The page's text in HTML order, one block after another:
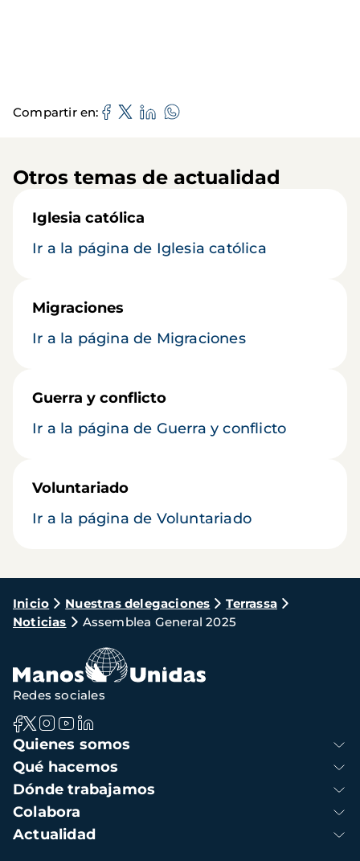
Compartir en
Otros temas de actualidad
Iglesia católica
Ir a la página de Iglesia católica
Migraciones
Ir a la página de Migraciones
Guerra y conflicto
Ir a la página de Guerra y conflicto
Voluntariado
Ir a la página de Voluntariado
Ruta
de
navegación
Inicio Nuestras delegaciones
Terrassa
Noticias
Assemblea General 2025
Navegación
principal
Quienes somos
Qué hacemos
Dónde trabajamos
Colabora
Actualidad
Redes sociales